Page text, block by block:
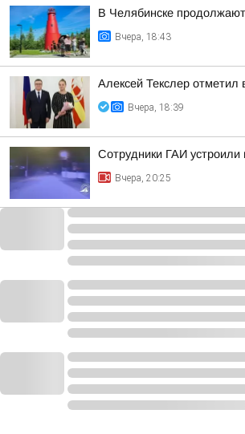
В Челябинске
Вчера, 18:43
Алексей Текслер отметил
Вчера, 18:39
Сотрудники ГАИ устроили
Вчера, 20:25